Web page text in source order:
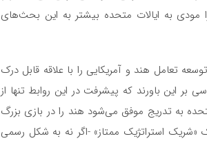
به ایالات متحده بیشتر به این بحث‌های
تعامل هند و آمریکایی را با علاقه قابل درک
این باورند که پیشرفت در این روابط تنها از
به تدریج موفق می‌شود هند را در بازی بزرگ
استراتژیک ممتاز» -اگر نه به شکل رسمی